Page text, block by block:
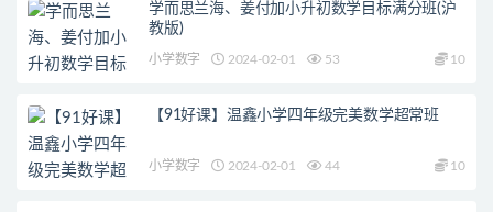
学而思兰海、姜付加小升初数学目标满分班(沪
教版)
小学数字 2024-02-01 53 10
【91好课】温鑫小学四年级完美数学超常班
小学数字 2024-02-01 44 10